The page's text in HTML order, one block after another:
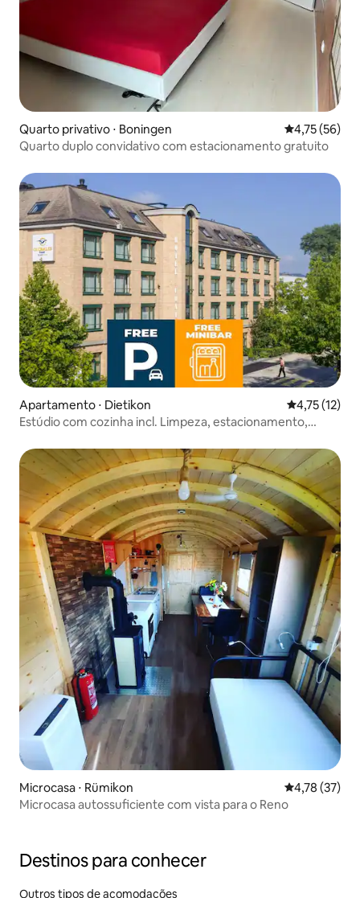
Quarto privativo ⋅ Boningen 4,75 de uma
4,75 (56)
Quarto duplo convidativo com estacionamento gratuito
Apartamento ⋅ Dietikon 4,75 de uma
4,75 (12)
Estúdio com cozinha incl. Limpeza, estacionamento,
Microcasa ⋅ Rümikon 4,78 de uma
4,78 (37)
Microcasa autossuficiente com vista para o Reno
Destinos para conhecer
Outros tipos de acomodações